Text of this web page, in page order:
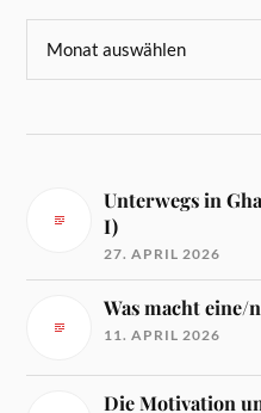
Unterwegs in
I)
27. APRIL 2026
Was macht eine/
11. APRIL 2026
Die Motivation